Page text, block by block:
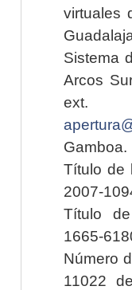
virtuales
Sistema
Arcos
Título de
2007-
Título
1665-
Número
11022